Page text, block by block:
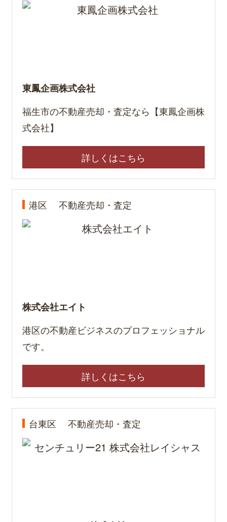
東鳳企画株式会社
福生市の不動産売却・査定なら【東鳳企画株
式会社】
詳しくはこちら
港区 不動産売却・査定
株式会社エイト
港区の不動産ビジネスのプロフェッショナル
です。
詳しくはこちら
台東区 不動産売却・査定